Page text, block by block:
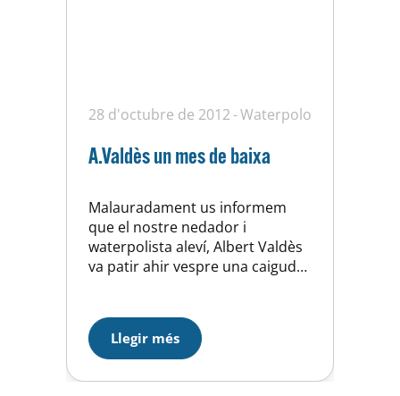
28 d'octubre de 2012 Waterpolo
A.Valdès un mes de baixa
Malauradament us informem
que el nostre nedador i
waterpolista aleví, Albert Valdès
va patir ahir vespre una caiguda
mes de baixa, Des d’aquí
desitjem que tingui una bona i
plena recuperació i esperem
torni a tope.
Llegir més